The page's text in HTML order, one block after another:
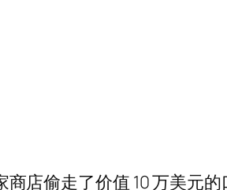
店偷走了价值 10 万美元